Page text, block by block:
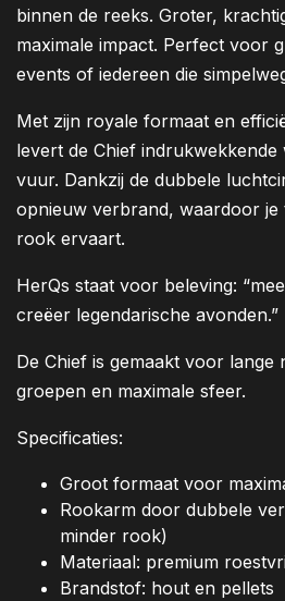
binnen de reeks. Groter,
maximale impact. Perfect voor
events of iedereen die
Met zijn royale formaat en
levert de Chief
vuur. Dankzij de dubbele
opnieuw verbrand, waardoor
rook ervaart.
HerQs staat voor beleving:
creëer legendarische avonden.”
De Chief is gemaakt voor lange
groepen en maximale sfeer.
Specificaties:
Groot formaat voor
Rookarm door dubbele
minder rook)
Materiaal: premium
Brandstof: hout en pellets